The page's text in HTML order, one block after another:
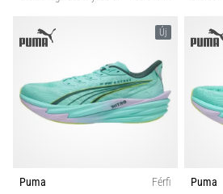
Új
Puma
Férfi
Puma